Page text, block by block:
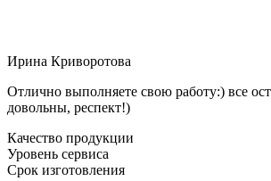
Ирина Криворотова
Отлично выполняете свою работу:) все
довольны, респект!)
Качество продукции
Уровень сервиса
Срок изготовления